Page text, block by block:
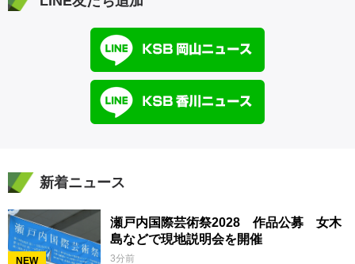
新着ニュース
NEW
瀬戸内国際芸術祭2028 作品公募 女木
島などで現地説明会を開催
3分前